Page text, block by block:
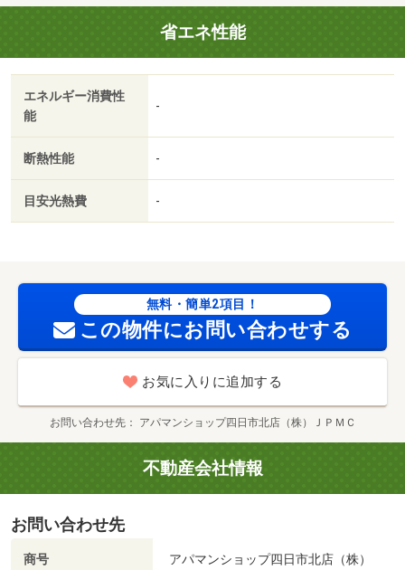
／クロゼット／フローリング／シャワー付洗面台／ＴＶイ
ンターホン／浴室乾燥機／室内洗濯置／シューズボックス
／システムキッチン／追焚機能浴室／角住戸／温水洗浄便
座／洗面所独立／２口コンロ／駐輪場／ＣＡＴＶ／即入居
可／礼金不要／最上階／対面式キッチン／ペット相談／全
居室洋室／ウォークインクロゼット／保証人不要／敷金１
走式駐車場／ＬＤＫ１２畳以上／プロパンガス／保証会社
利用可／川越町立北部保育園（幼稚園・保育園）まで７３
６ｍ／ラウンドワン（その他）まで８３４ｍ／カインズホ
ミリーマート（コンビニ）まで１４６３ｍ／川越町役場
（その他）まで２２３２ｍ/賃貸戸数:8戸
省エネ性能
エネルギー消費性
能
-
断熱性能 -
目安光熱費 -
無料・簡単2項目！
この物件にお問い合わせする
お気に入りに追加する
お問い合わせ先 アパマンショップ四日市北店（株）ＪＰＭＣ
不動産会社情報
お問い合わせ先
商号 アパマンショップ四日市北店（株）